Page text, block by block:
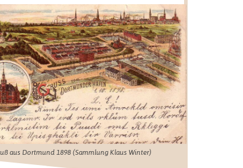
aus Dortmund 1898 (Sammlung Klaus Winter)